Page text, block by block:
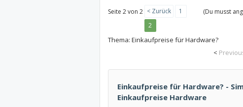
(Du musst
Seite 2 von 2 < Zurück
1
2
Thema: Einkaufpreise für Hardware?
<
Einkaufpreise für Hardware? -
Einkaufpreise Hardware